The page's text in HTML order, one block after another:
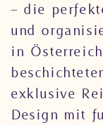
– die
und
in
exklusive
Design mit